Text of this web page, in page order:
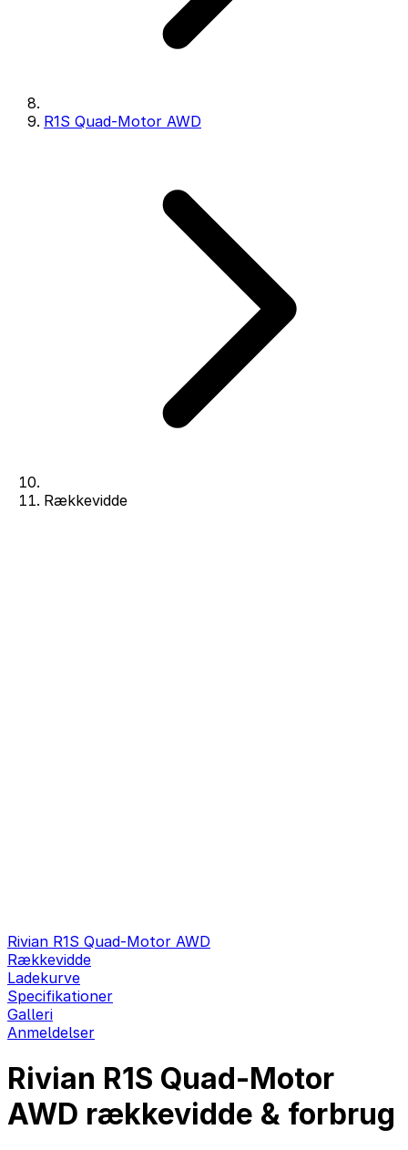
R1S Quad-Motor AWD
Rækkevidde
Rivian R1S Quad-Motor AWD
Rækkevidde
Ladekurve
Specifikationer
Galleri
Anmeldelser
Rivian R1S Quad-Motor
AWD rækkevidde & forbrug